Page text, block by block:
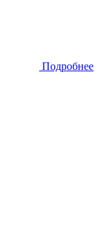
Подробнее